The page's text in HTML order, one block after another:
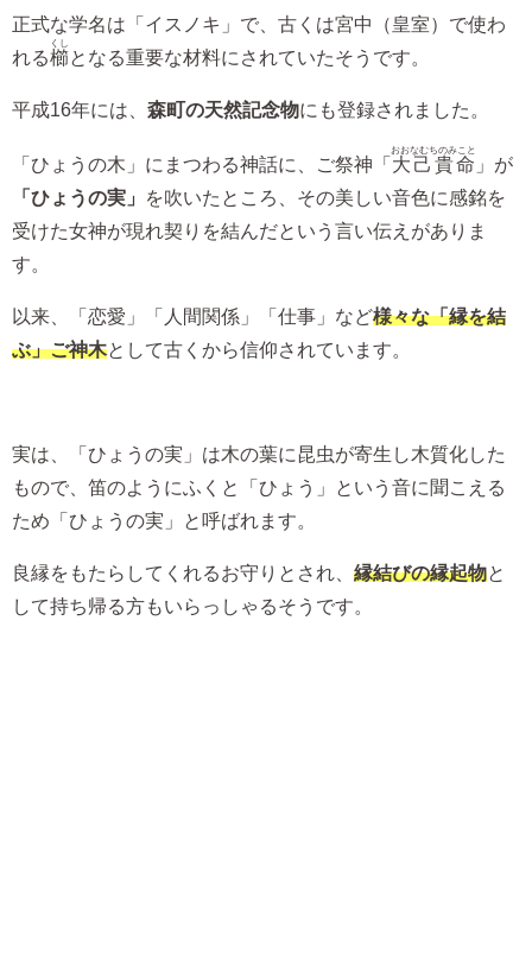
正式な学名は「イスノキ」で、古くは宮中（皇室）で使わ
れる櫛
くし
となる重要な材料にされていたそうです。
平成16年には、 森町の天然記念物にも登録されました。
「ひょうの木」にまつわる神話に、ご祭神「 大己貴命
おおなむちのみこと
」が
「ひょうの実」
を吹いたところ、その美しい音色に感銘を
受けた女神が現れ契りを結んだという言い伝えがありま
す。
以来、「恋愛」「人間関係」「仕事」など様々な「縁を結
ぶ」ご神木として古くから信仰されています。
実は、「ひょうの実」は木の葉に昆虫が寄生し木質化した
もので、笛のようにふくと「ひょう」という音に聞こえる
ため「ひょうの実」と呼ばれます。
良縁をもたらしてくれるお守りとされ、 縁結びの縁起物と
して持ち帰る方もいらっしゃるそうです。